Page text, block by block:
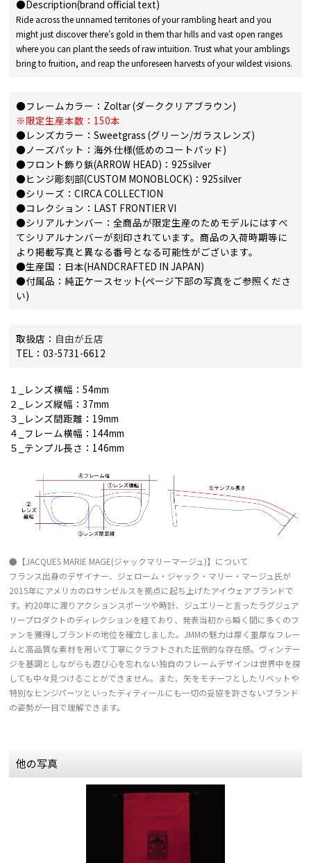
●Description(brand official text)
Ride across the unnamed territories of your rambling heart and you
might just discover there’s gold in them thar hills and vast open ranges
where you can plant the seeds of raw intuition. Trust what your amblings
bring to fruition, and reap the unforeseen harvests of your wildest visions.
●フレームカラー：Zoltar (ダーククリアブラウン)
※限定生産本数：150本
●レンズカラー：Sweetgrass (グリーン/ガラスレンズ)
●ノーズパット：海外仕様(低めのコートパッド)
●フロント飾り鋲(ARROW HEAD)：925silver
●ヒンジ彫刻部(CUSTOM MONOBLOCK)：925silver
●シリーズ：CIRCA COLLECTION
●コレクション：LAST FRONTIER VI
●シリアルナンバー：全商品が限定生産のためモデルにはすべ
てシリアルナンバーが刻印されています。商品の入荷時期等に
より掲載写真と異なる番号となる可能性がございます。
●生産国：日本(HANDCRAFTED IN JAPAN)
●付属品：純正ケースセット(ページ下部の写真をご参照くださ
い)
取扱店： 自由が丘店
TEL：03-5731-6612
１_レンズ横幅：54mm
２_レンズ縦幅：37mm
３_レンズ間距離：19mm
４_フレーム横幅：144mm
５_テンプル長さ：146mm
●【JACQUES MARIE MAGE(ジャックマリーマージュ)】について
フランス出身のデザイナー、ジェローム・ジャック・マリー・マージュ氏が
2015年にアメリカのロサンゼルスを拠点に起ち上げたアイウェアブランドで
す。約20年に渡りアクションスポーツや時計、ジュエリーと言ったラグジュア
リープロダクトのディレクションを経ており、発表当初から瞬く間に多くのフ
ァンを獲得しブランドの地位を確立しました。JMMの魅力は厚く重厚なフレー
ムと高品質な素材を用いて丁寧にクラフトされた圧倒的な存在感。ヴィンテー
ジを基調としながらも遊び心を忘れない独自のフレームデザインは世界中を探
しても中々見つけることができません。また、矢をモチーフとしたリベットや
特別なヒンジパーツといったディティールにも一切の妥協を許さないブランド
の姿勢が一目で理解できます。
他の写真